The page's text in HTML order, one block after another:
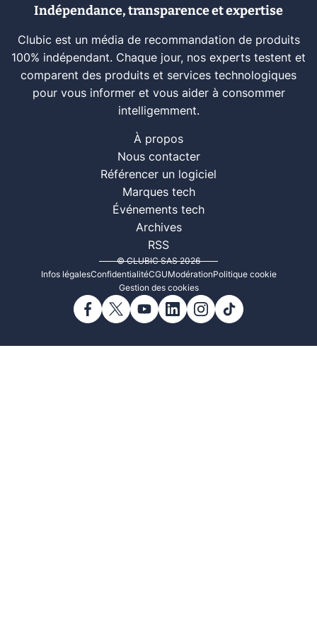
Indépendance, transparence et expertise
Clubic est un média de recommandation de produits
100% indépendant. Chaque jour, nos experts testent et
comparent des produits et services technologiques
pour vous informer et vous aider à consommer
intelligemment.
À propos
Nous contacter
Référencer un logiciel
Marques tech
Événements tech
Archives
RSS
© CLUBIC SAS 2026
Infos légalesConfidentialitéCGUModérationPolitique cookie
Gestion des cookies